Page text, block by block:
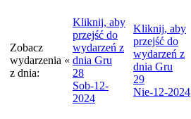
Zobacz
wydarzenia
z dnia:
«
Kliknij, aby
przejść do
wydarzeń z
dnia Gru
28
Sob-12-
2024
Kliknij, aby
przejść do
wydarzeń z
dnia Gru
29
Nie-12-2024